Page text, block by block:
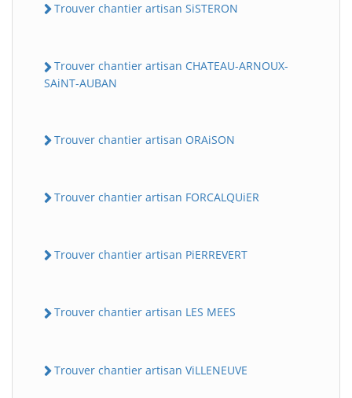
Trouver chantier artisan SiSTERON
Trouver chantier artisan CHATEAU-ARNOUX-
SAiNT-AUBAN
Trouver chantier artisan ORAiSON
Trouver chantier artisan FORCALQUiER
Trouver chantier artisan PiERREVERT
Trouver chantier artisan LES MEES
Trouver chantier artisan ViLLENEUVE